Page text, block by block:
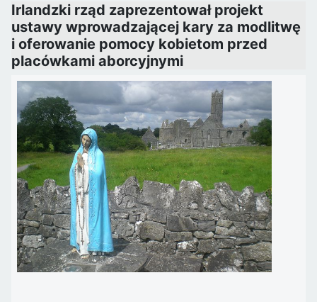
Irlandzki rząd zaprezentował projekt
ustawy wprowadzającej kary za modlitwę
i oferowanie pomocy kobietom przed
placówkami aborcyjnymi